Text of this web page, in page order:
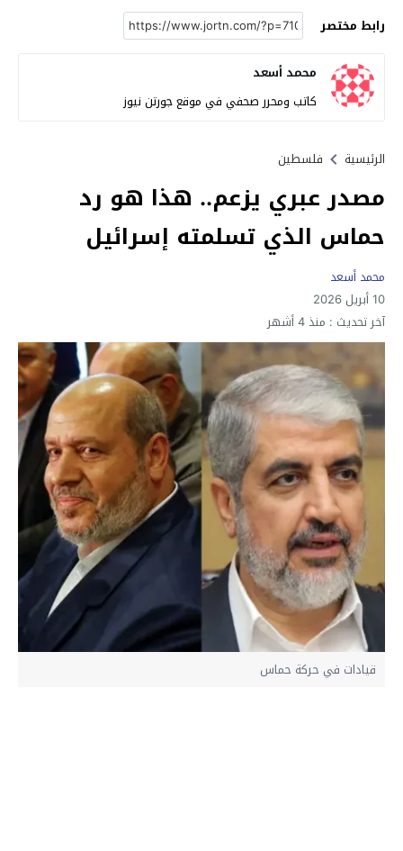
رابط مختصر
محمد أسعد
كاتب ومحرر صحفي في موقع جورتن نيوز
الرئيسية فلسطين
مصدر عبري يزعم.. هذا هو رد
حماس الذي تسلمته إسرائيل
محمد أسعد
10 أبريل 2026
آخر تحديث : منذ 4 أشهر
قيادات في حركة حماس